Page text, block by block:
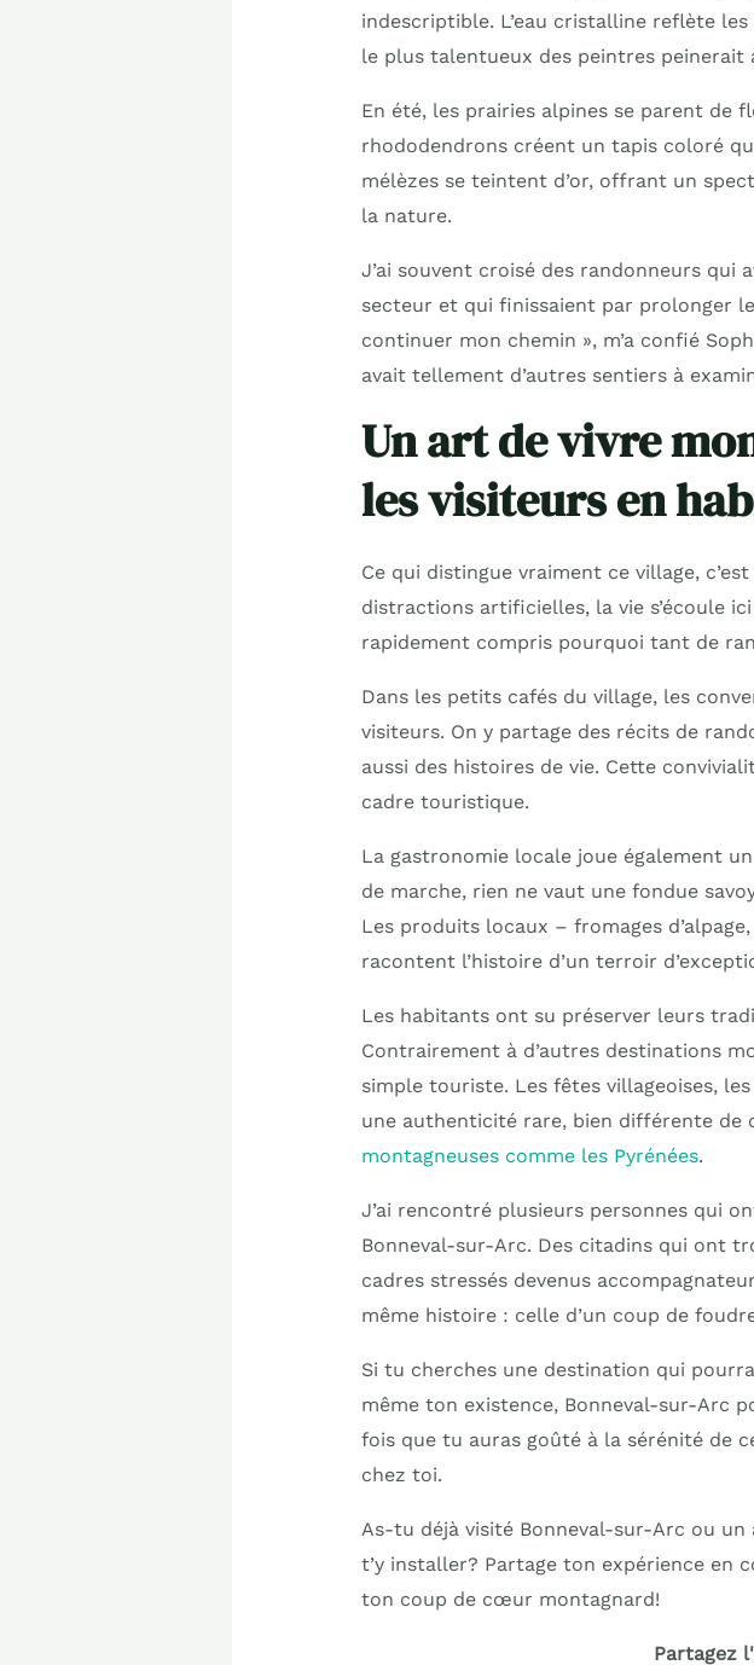
indescriptible. L’eau cristalline reflète
le plus talentueux des peintres peinerait
En été, les prairies alpines se parent de
rhododendrons créent un tapis coloré
mélèzes se teintent d’or, offrant un
la nature.
J’ai souvent croisé des randonneurs qui
secteur et qui finissaient par prolonger
continuer mon chemin », m’a confié
avait tellement d’autres sentiers à
Un art de vivre
les visiteurs en
Ce qui distingue vraiment ce village,
distractions artificielles, la vie s’écoule
rapidement compris pourquoi tant de
Dans les petits cafés du village, les
visiteurs. On y partage des récits de
aussi des histoires de vie. Cette
cadre touristique.
La gastronomie locale joue également
de marche, rien ne vaut une fondue
Les produits locaux – fromages
racontent l’histoire d’un terroir
Les habitants ont su préserver leurs
Contrairement à d’autres destinations
simple touriste. Les fêtes villageoises,
une authenticité rare, bien différente de
montagneuses comme les Pyrénées.
J’ai rencontré plusieurs personnes qui
Bonneval-sur-Arc. Des citadins qui ont
cadres stressés devenus
même histoire : celle d’un coup de
Si tu cherches une destination qui
même ton existence, Bonneval-sur-Arc
fois que tu auras goûté à la sérénité de
chez toi.
As-tu déjà visité Bonneval-sur-Arc ou
t’y installer? Partage ton expérience
ton coup de cœur montagnard!
Partagez